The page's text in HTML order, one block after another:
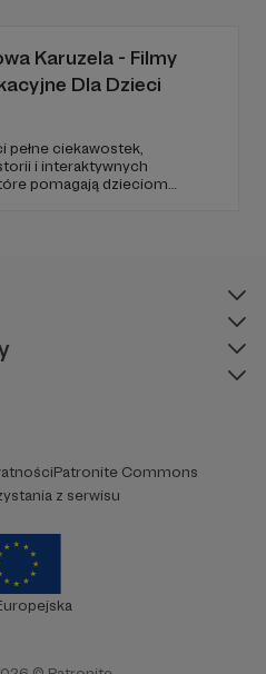
Karuzela - Filmy
Dla Dzieci
pełne ciekawostek,
i interaktywnych
pomagają dzieciom
Patronite Commons
z serwisu